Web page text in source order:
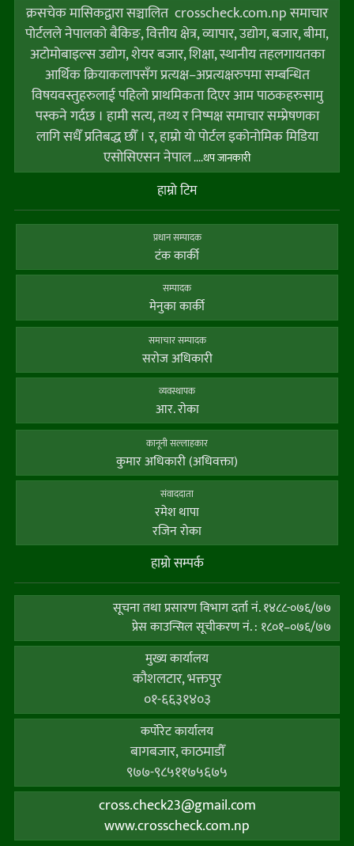
क्रसचेक मासिकद्वारा सञ्चालित crosscheck.com.np समाचार
पोर्टलले नेपालको बैकिङ, वित्तीय क्षेत्र, व्यापार, उद्योग, बजार, बीमा,
अटोमोबाइल्स उद्योग, शेयर बजार, शिक्षा, स्थानीय तहलगायतका
आर्थिक क्रियाकलापसँग प्रत्यक्ष–अप्रत्यक्षरुपमा सम्बन्धित
विषयवस्तुहरुलाई पहिलो प्राथमिकता दिएर आम पाठकहरुसामु
पस्कने गर्दछ । हामी सत्य, तथ्य र निष्पक्ष समाचार सम्प्रेषणका
लागि सधैँ प्रतिबद्ध छौँ । र, हाम्राे याे पाेर्टल इकोनोमिक मिडिया
एसोसिएसन नेपाल....थप जानकारी
हाम्राे टिम
प्रधान सम्पादक
टंक कार्की
सम्पादक
मेनुका कार्की
समाचार सम्पादक
सराेज अधिकारी
व्यवस्थापक
आर. राेका
कानूनी सल्लाहकार
कुमार अधिकारी (अधिवक्ता)
संवाददाता
रमेश थापा
रजिन रोका
हाम्राे सम्पर्क
सूचना तथा प्रसारण विभाग दर्ता नं. १४८८-०७६/७७
प्रेस काउन्सिल सूचीकरण नं. : १८०१–०७६/७७
मुख्य कार्यालय
कौशलटार, भक्तपुर
०१-६६३१४०३
कर्पाेरेट कार्यालय
बागबजार, काठमाडौँ
९७७-९८५११७५६७५
cross.check23@gmail.com
www.crosscheck.com.np